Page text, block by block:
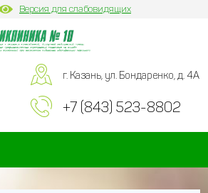
Версия для слабовидящих
г. Казань, ул. Бондаренко, д. 4А
+7 (843) 523-8802